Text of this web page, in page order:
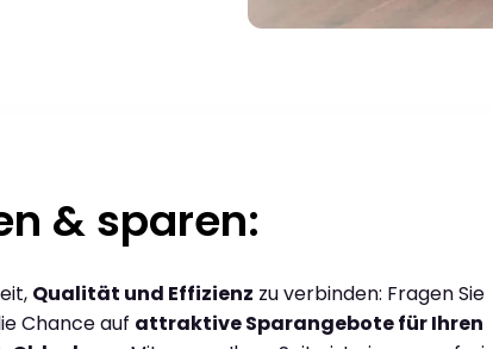
& sparen:
Qualität und Effizienz zu verbinden: Fragen Sie
Chance auf attraktive Sparangebote für Ihren